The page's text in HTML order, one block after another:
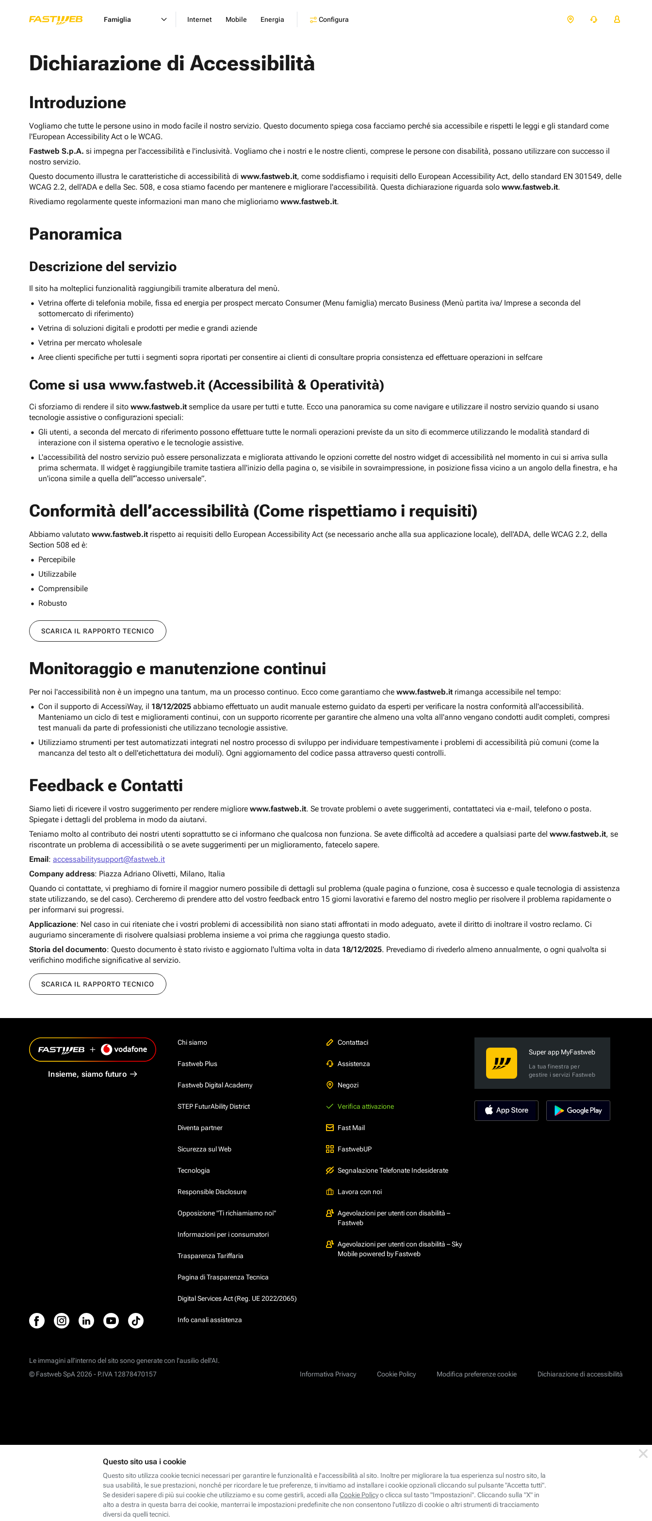
Famiglia Internet Mobile Energia Configura
Dichiarazione di Accessibilità
Introduzione
Vogliamo che tutte le persone usino in modo facile il nostro servizio. Questo documento spiega cosa facciamo perché sia accessibile e rispetti le leggi e gli standard come
l'European Accessibility Act o le WCAG.
Fastweb S.p.A. si impegna per l'accessibilità e l'inclusività. Vogliamo che i nostri e le nostre clienti, comprese le persone con disabilità, possano utilizzare con successo il
nostro servizio.
Questo documento illustra le caratteristiche di accessibilità di www.fastweb.it, come soddisfiamo i requisiti dello European Accessibility Act, dello standard EN 301549, delle
WCAG 2.2, dell'ADA e della Sec. 508, e cosa stiamo facendo per mantenere e migliorare l'accessibilità. Questa dichiarazione riguarda solo www.fastweb.it.
Rivediamo regolarmente queste informazioni man mano che miglioriamo www.fastweb.it.
Panoramica
Descrizione del servizio
Il sito ha molteplici funzionalità raggiungibili tramite alberatura del menù.
Vetrina offerte di telefonia mobile, fissa ed energia per prospect mercato Consumer (Menu famiglia) mercato Business (Menù partita iva/ Imprese a seconda del
sottomercato di riferimento)
Vetrina di soluzioni digitali e prodotti per medie e grandi aziende
Vetrina per mercato wholesale
Aree clienti specifiche per tutti i segmenti sopra riportati per consentire ai clienti di consultare propria consistenza ed effettuare operazioni in selfcare
Come si usa www.fastweb.it (Accessibilità & Operatività)
Ci sforziamo di rendere il sito www.fastweb.it semplice da usare per tutti e tutte. Ecco una panoramica su come navigare e utilizzare il nostro servizio quando si usano
tecnologie assistive o configurazioni speciali:
Gli utenti, a seconda del mercato di riferimento possono effettuare tutte le normali operazioni previste da un sito di ecommerce utilizzando le modalità standard di
interazione con il sistema operativo e le tecnologie assistive.
L'accessibilità del nostro servizio può essere personalizzata e migliorata attivando le opzioni corrette del nostro widget di accessibilità nel momento in cui si arriva sulla
prima schermata. Il widget è raggiungibile tramite tastiera all'inizio della pagina o, se visibile in sovraimpressione, in posizione fissa vicino a un angolo della finestra, e ha
un'icona simile a quella dell'“accesso universale”.
Conformità dell’accessibilità (Come rispettiamo i requisiti)
Abbiamo valutato www.fastweb.it rispetto ai requisiti dello European Accessibility Act (se necessario anche alla sua applicazione locale), dell'ADA, delle WCAG 2.2, della
Section 508 ed è:
Percepibile
Utilizzabile
Comprensibile
Robusto
SCARICA IL RAPPORTO TECNICO
Monitoraggio e manutenzione continui
Per noi l'accessibilità non è un impegno una tantum, ma un processo continuo. Ecco come garantiamo che www.fastweb.it rimanga accessibile nel tempo:
Con il supporto di AccessiWay, il 18/12/2025 abbiamo effettuato un audit manuale esterno guidato da esperti per verificare la nostra conformità all'accessibilità.
Manteniamo un ciclo di test e miglioramenti continui, con un supporto ricorrente per garantire che almeno una volta all'anno vengano condotti audit completi, compresi
test manuali da parte di professionisti che utilizzano tecnologie assistive.
Utilizziamo strumenti per test automatizzati integrati nel nostro processo di sviluppo per individuare tempestivamente i problemi di accessibilità più comuni (come la
mancanza del testo alt o dell'etichettatura dei moduli). Ogni aggiornamento del codice passa attraverso questi controlli.
Feedback e Contatti
Siamo lieti di ricevere il vostro suggerimento per rendere migliore www.fastweb.it. Se trovate problemi o avete suggerimenti, contattateci via e-mail, telefono o posta.
Spiegate i dettagli del problema in modo da aiutarvi.
Teniamo molto al contributo dei nostri utenti soprattutto se ci informano che qualcosa non funziona. Se avete difficoltà ad accedere a qualsiasi parte del www.fastweb.it, se
riscontrate un problema di accessibilità o se avete suggerimenti per un miglioramento, fatecelo sapere.
Email: accessabilitysupport@fastweb.it
Company address: Piazza Adriano Olivetti, Milano, Italia
Quando ci contattate, vi preghiamo di fornire il maggior numero possibile di dettagli sul problema (quale pagina o funzione, cosa è successo e quale tecnologia di assistenza
state utilizzando, se del caso). Cercheremo di prendere atto del vostro feedback entro 15 giorni lavorativi e faremo del nostro meglio per risolvere il problema rapidamente o
per informarvi sui progressi.
Applicazione: Nel caso in cui riteniate che i vostri problemi di accessibilità non siano stati affrontati in modo adeguato, avete il diritto di inoltrare il vostro reclamo. Ci
auguriamo sinceramente di risolvere qualsiasi problema insieme a voi prima che raggiunga questo stadio.
Storia del documento: Questo documento è stato rivisto e aggiornato l'ultima volta in data 18/12/2025. Prevediamo di rivederlo almeno annualmente, o ogni qualvolta si
verifichino modifiche significative al servizio.
SCARICA IL RAPPORTO TECNICO
Insieme, siamo futuro
Chi siamo
Fastweb Plus
Fastweb Digital Academy
STEP FuturAbility District
Diventa partner
Sicurezza sul Web
Tecnologia
Responsible Disclosure
Opposizione "Ti richiamiamo noi"
Informazioni per i consumatori
Trasparenza Tariffaria
Pagina di Trasparenza Tecnica
Digital Services Act (Reg. UE 2022/2065)
Info canali assistenza
Contattaci
Assistenza
Negozi
Verifica attivazione
Fast Mail
FastwebUP
Segnalazione Telefonate Indesiderate
Lavora con noi
Agevolazioni per utenti con disabilità –
Fastweb
Agevolazioni per utenti con disabilità – Sky
Mobile powered by Fastweb
Super app MyFastweb
La tua finestra per
gestire i servizi Fastweb
Le immagini all’interno del sito sono generate con l'ausilio dell'AI.
Informativa Privacy
Cookie Policy Modifica preferenze cookie Dichiarazione di accessibilità
© Fastweb SpA 2026 - P.IVA 12878470157